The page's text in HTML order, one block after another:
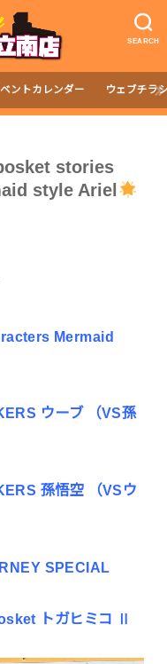
SEARCH
ントカレンダー ウェブチラ
stories
style Ariel
Mermaid
ウーブ （VS孫
孫悟空 （VSウ
SPECIAL
トガヒミコ Ⅱ